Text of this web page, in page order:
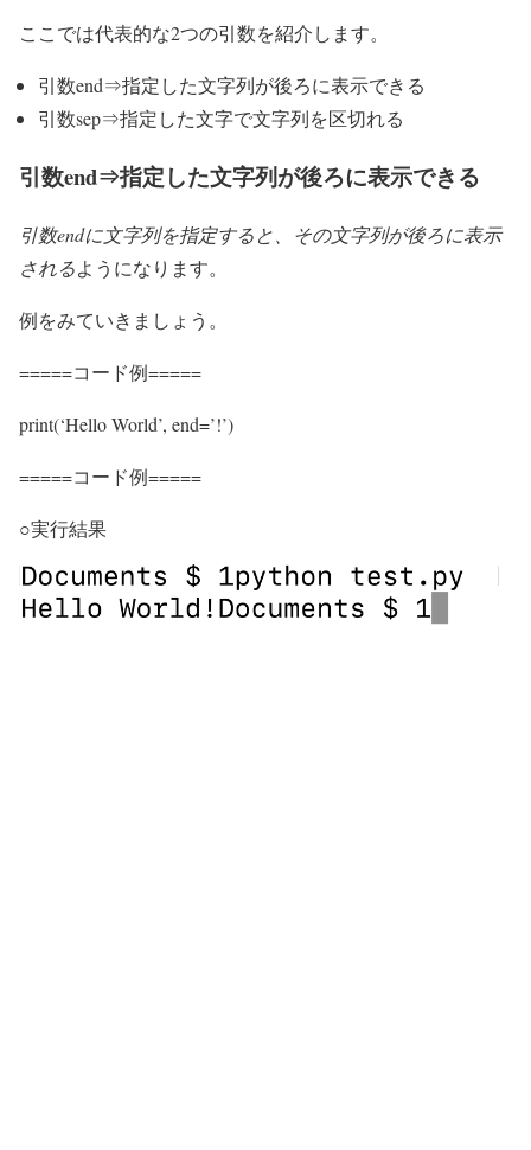
ここでは代表的な2つの引数を紹介します。
引数end⇒指定した文字列が後ろに表示できる
引数sep⇒指定した文字で文字列を区切れる
引数end⇒指定した文字列が後ろに表示できる
引数endに文字列を指定すると、その文字列が後ろに表示
されるようになります。
例をみていきましょう。
=====コード例=====
print(‘Hello World’, end=’!’)
=====コード例=====
○実行結果